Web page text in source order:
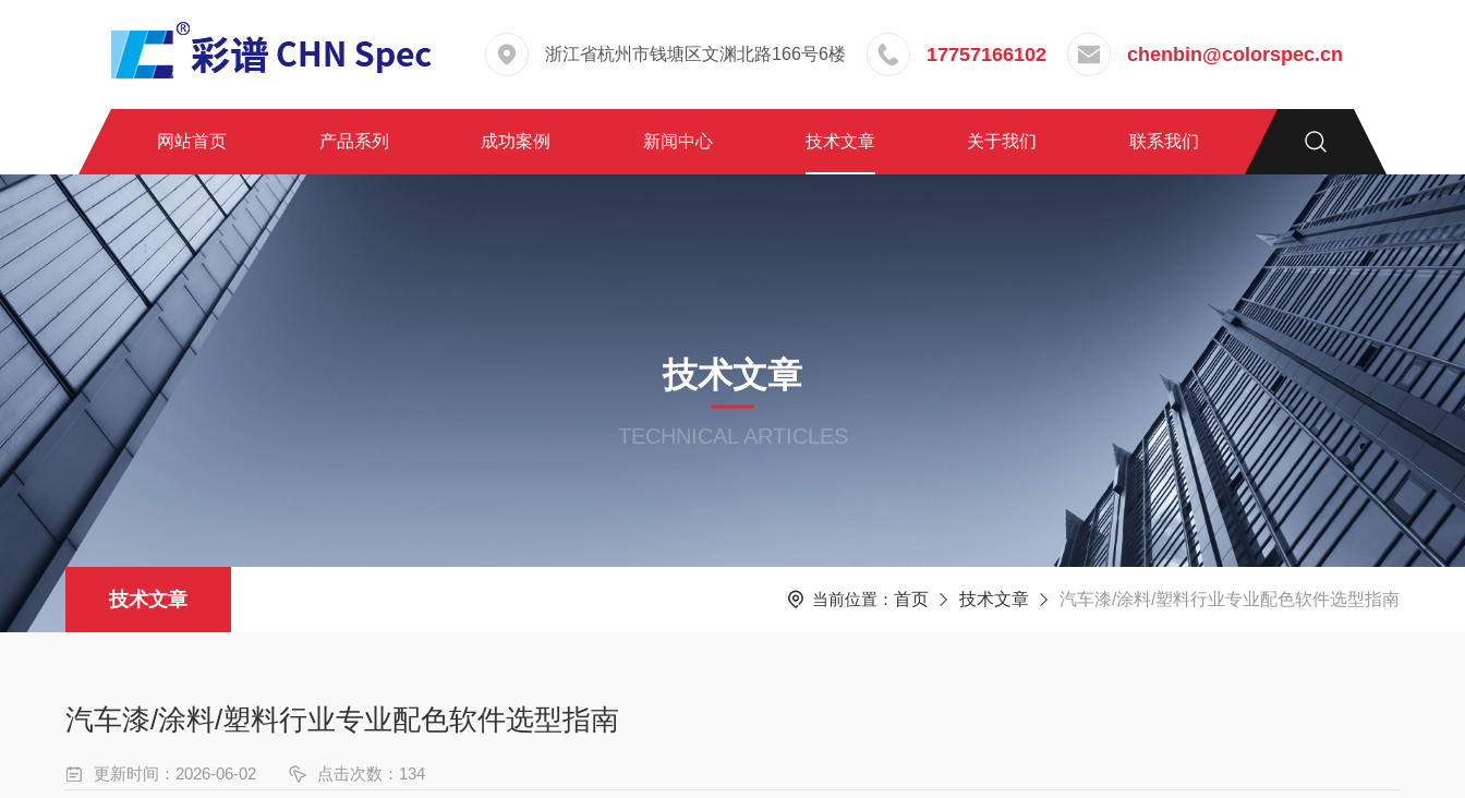
浙江省杭州市钱塘区文渊北路166号6楼 17757166102 chenbin@colorspec.cn
网站首页 产品系列 成功案例 新闻中心 技术文章 关于我们 联系我们
技术文章
TECHNICAL ARTICLES
技术文章 当前位置： 首页 技术文章 汽车漆/涂料/塑料行业专业配色软件选型指南
汽车漆/涂料/塑料行业专业配色软件选型指南
更新时间：2026-06-02 点击次数：134